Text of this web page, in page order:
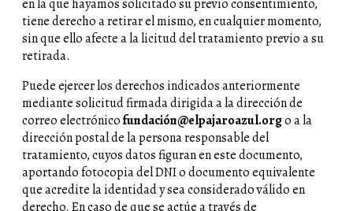
en la que hayamos solicitado su previo consentimiento,
tiene derecho a retirar el mismo, en cualquier momento,
sin que ello afecte a la licitud del tratamiento previo a su
retirada.
Puede ejercer los derechos indicados anteriormente
mediante solicitud firmada dirigida a la dirección de
correo electrónicofundación@elpajaroazul.orgo a la
dirección postal de la persona responsable del
tratamiento, cuyos datos figuran en este documento,
aportando fotocopia del DNI o documento equivalente
que acredite la identidad y sea considerado válido en
derecho. En caso de que se actúe a través de